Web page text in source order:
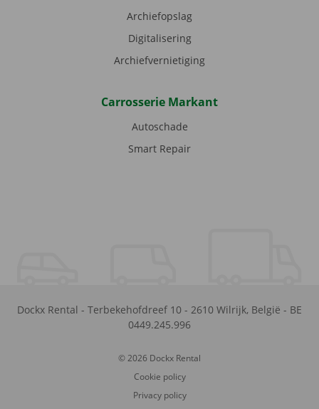
Archiefopslag
Digitalisering
Archiefvernietiging
Carrosserie Markant
Autoschade
Smart Repair
Dockx Rental - Terbekehofdreef 10 - 2610 Wilrijk, België - BE
0449.245.996
© 2026 Dockx Rental
Cookie policy
Privacy policy